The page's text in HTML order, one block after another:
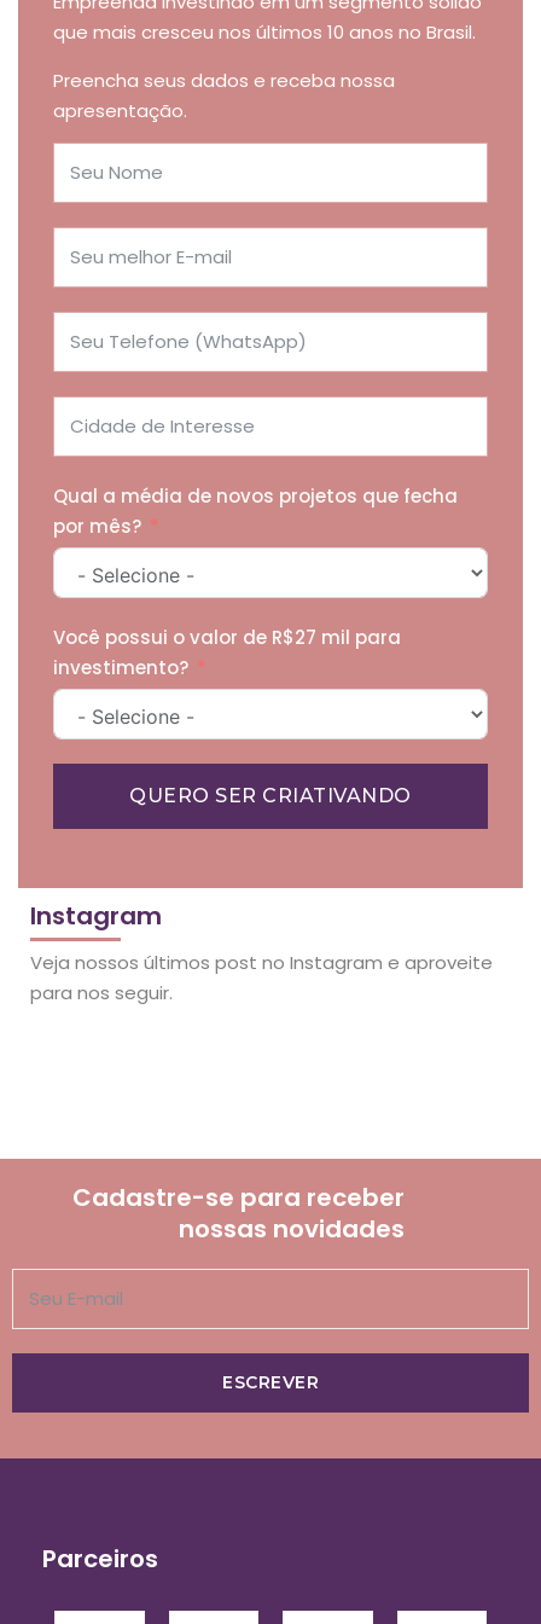
que mais cresceu nos últimos 10 anos no Brasil.
Preencha seus dados e receba nossa
apresentação.
Qual a média de novos projetos que fecha
por mês?
Você possui o valor de R$27 mil para
investimento?
QUERO SER CRIATIVANDO
Instagram
Veja nossos últimos post no Instagram e aproveite
para nos seguir.
Cadastre-se para receber
nossas novidades
ESCREVER
Parceiros